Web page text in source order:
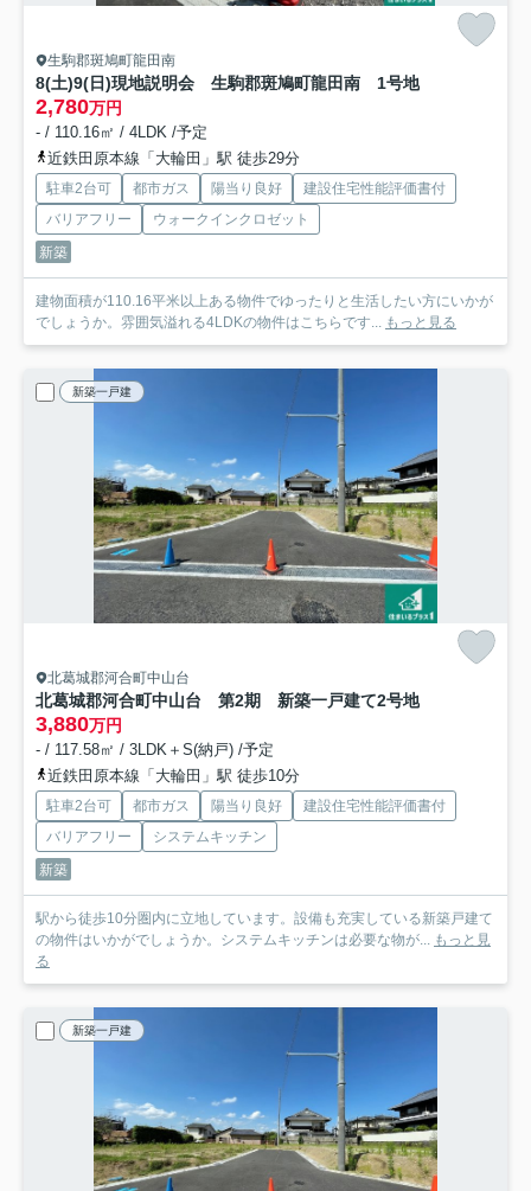
生駒郡斑鳩町龍田南
8(土)9(日)現地説明会 生駒郡斑鳩町龍田南 1号地
2,780万円
- / 110.16㎡ / 4LDK /予定
近鉄田原本線「大輪田」駅 徒歩29分
駐車2台可 都市ガス 陽当り良好
建設住宅性能評価書付
バリアフリー
ウォークインクロゼット
新築
建物面積が110.16平米以上ある物件でゆったりと生活したい方にいかが
でしょうか。雰囲気溢れる4LDKの物件はこちらです... もっと見る
新築一戸建
北葛城郡河合町中山台
北葛城郡河合町中山台 第2期 新築一戸建て2号地
3,880万円
- / 117.58㎡ / 3LDK＋S(納戸) /予定
近鉄田原本線「大輪田」駅 徒歩10分
駐車2台可 都市ガス 陽当り良好
建設住宅性能評価書付
バリアフリー
システムキッチン
新築
駅から徒歩10分圏内に立地しています。設備も充実している新築戸建て
の物件はいかがでしょうか。システムキッチンは必要な物が... もっと見
る
新築一戸建